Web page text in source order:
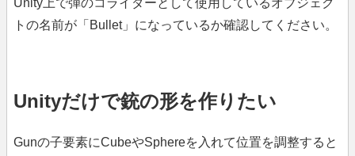
Unity上で弾のコライダーとして使用しているオブジェク
トの名前が「Bullet」になっているか確認してください。
Unityだけで銃の形を作りたい
Gunの子要素にCubeやSphereを入れて位置を調整すると